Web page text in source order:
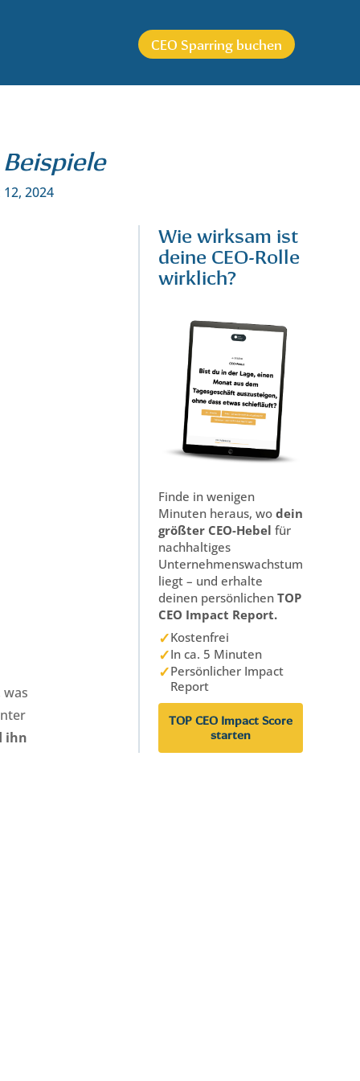
CEO Sparring buchen
2024
ihn
Wie wirksam ist
deine CEO-Rolle
wirklich?
Finde in wenigen
Minuten heraus, wodein
größter CEO-Hebel für
nachhaltiges
Unternehmenswachstum
liegt – und erhalte
deinen persönlichenTOP
CEO Impact Report.
✓Kostenfrei
✓In ca. 5 Minuten
✓Persönlicher Impact
Report
TOP CEO Impact Score
starten